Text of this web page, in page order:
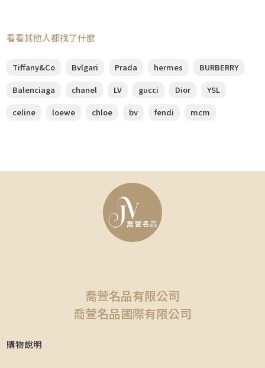
看看其他人都找了什麼
Tiffany&Co Bvlgari Prada hermes
BURBERRY
Balenciaga
chanel LV gucci Dior
YSL
celine
loewe chloe bv fendi mcm
喬萱名品有限公司
喬萱名品國際有限公司
購物說明